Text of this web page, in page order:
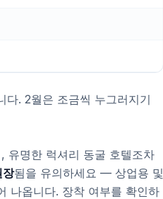
다. 2월은 조금씩 누그러지기
유명한 럭셔리 동굴 호텔조차
장됨을 유의하세요 — 상업용 및
나옵니다. 장착 여부를 확인하